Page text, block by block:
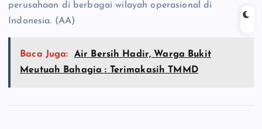
perusahaan di berbagai wilayah operasional di
Indonesia. (AA)
Baca Juga:
Air Bersih Hadir, Warga Bukit
Meutuah Bahagia : Terimakasih TMMD